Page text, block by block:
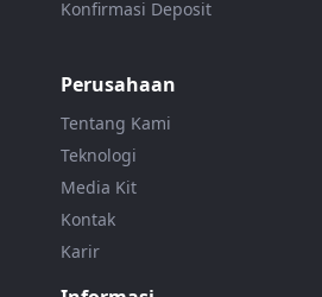
Konfirmasi Deposit
Perusahaan
Tentang Kami
Teknologi
Media Kit
Kontak
Karir